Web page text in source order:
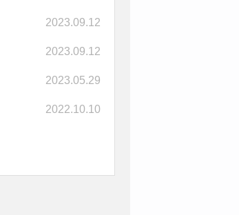
2023.09.12
2023.09.12
2023.05.29
2022.10.10